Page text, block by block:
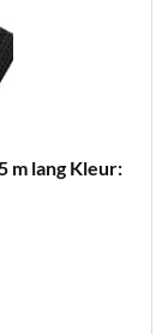
m lang Kleur: